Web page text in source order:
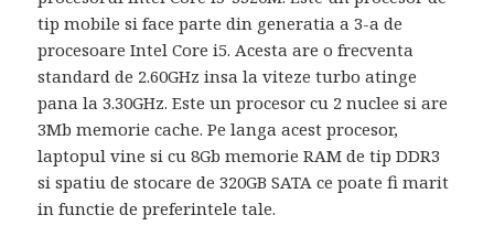
tip mobile si face parte din generatia a 3-a de
procesoare Intel Core i5. Acesta are o frecventa
standard de 2.60GHz insa la viteze turbo atinge
pana la 3.30GHz. Este un procesor cu 2 nuclee si are
3Mb memorie cache. Pe langa acest procesor,
laptopul vine si cu 8Gb memorie RAM de tip DDR3
si spatiu de stocare de 320GB SATA ce poate fi marit
in functie de preferintele tale.